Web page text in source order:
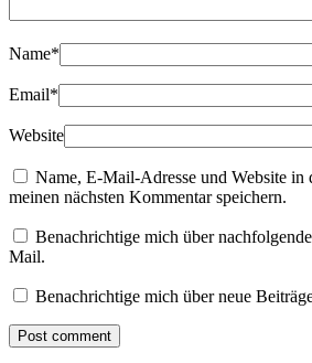
Name*
Email*
Website
Name, E-Mail-Adresse und Website in
meinen nächsten Kommentar speichern.
Benachrichtige mich über
Mail.
Benachrichtige mich über neue